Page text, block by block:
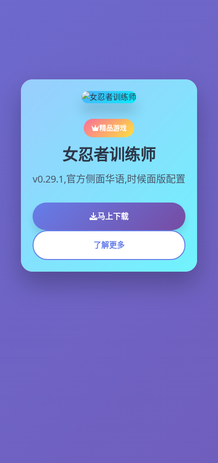
精品游戏
女忍者训练师
v0.29.1,官方侧面华语,时候面版配置
马上下载
了解更多